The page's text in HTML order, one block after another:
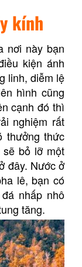
kính
nơi này bạn
kiện ánh
linh, diễm lệ
hình cũng
cạnh đó thì
nghiệm rất
thưởng thức
bỏ lỡ một
đây. Nước ở
lê, bạn có
nhấp nhô
tăng.